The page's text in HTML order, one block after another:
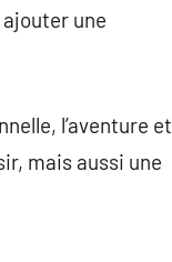
une
l’aventure et
mais aussi une